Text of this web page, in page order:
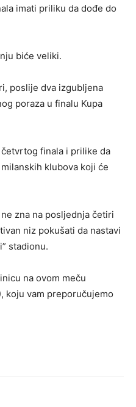
imati priliku da dođe do
biće veliki.
poslije dva izgubljena
poraza u finalu Kupa
finala i prilike da
klubova koji će
zna na posljednja četiri
niz pokušati da nastavi
stadionu.
na ovom meču
koju vam preporučujemo